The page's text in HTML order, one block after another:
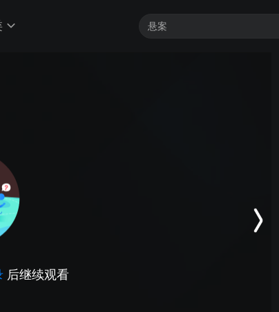
后继续观看